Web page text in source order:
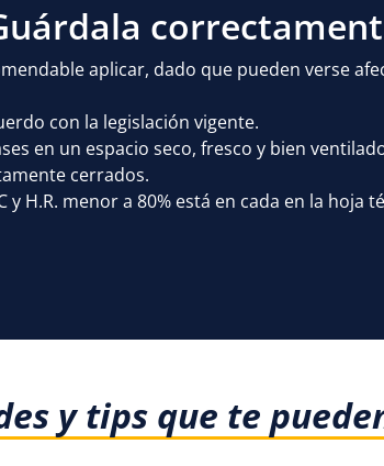
aplicar, dado que pueden verse
con la legislación vigente.
en un espacio seco, fresco y bien
cerrados.
y H.R. menor a 80% está en cada en la hoja
y tips que te